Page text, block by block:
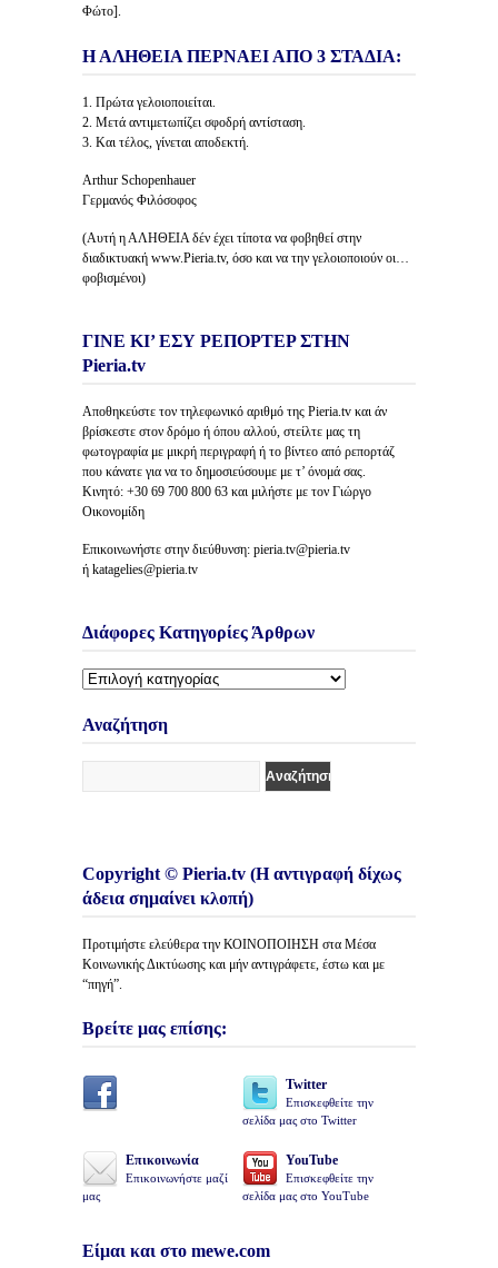
Φώτο].
Η ΑΛΗΘΕΙΑ ΠΕΡΝΑΕΙ ΑΠΟ 3 ΣΤΑΔΙΑ:
1. Πρώτα γελοιοποιείται.
2. Μετά αντιμετωπίζει σφοδρή αντίσταση.
3. Και τέλος, γίνεται αποδεκτή.
Arthur Schopenhauer
Γερμανός Φιλόσοφος
(Αυτή η ΑΛΗΘΕΙΑ δέν έχει τίποτα να φοβηθεί στην
διαδικτυακή www.Pieria.tv, όσο και να την γελοιοποιούν οι…
φοβισμένοι)
ΓΙΝΕ ΚΙ’ ΕΣΥ ΡΕΠΟΡΤΕΡ ΣΤΗΝ
Pieria.tv
Αποθηκεύστε τον τηλεφωνικό αριθμό της Pieria.tv και άν
βρίσκεστε στον δρόμο ή όπου αλλού, στείλτε μας τη
φωτογραφία με μικρή περιγραφή ή το βίντεο από ρεπορτάζ
που κάνατε για να το δημοσιεύσουμε με τ’ όνομά σας.
Κινητό: +30 69 700 800 63 και μιλήστε με τον Γιώργο
Οικονομίδη
Επικοινωνήστε στην διεύθυνση: pieria.tv@pieria.tv
ή katagelies@pieria.tv
Διάφορες Κατηγορίες Άρθρων
Διάφορες
Άρθρων
Αναζήτηση
Copyright © Pieria.tv (Η αντιγραφή δίχως
άδεια σημαίνει κλοπή)
Προτιμήστε ελεύθερα την ΚΟΙΝΟΠΟΙΗΣΗ στα Μέσα
Κοινωνικής Δικτύωσης και μήν αντιγράφετε, έστω και με
“πηγή”.
Βρείτε μας επίσης:
Twitter
Επισκεφθείτε την
σελίδα μας στο Twitter
Επικοινωνία
Επικοινωνήστε μαζί
μας
YouTube
Επισκεφθείτε την
σελίδα μας στο YouTube
Είμαι και στο mewe.com